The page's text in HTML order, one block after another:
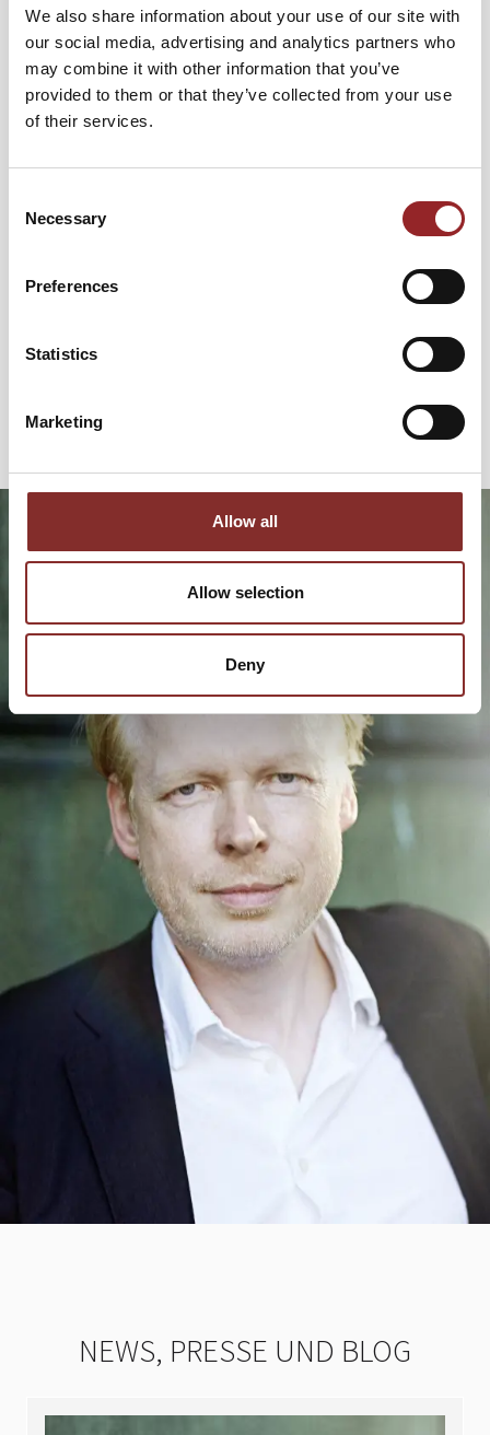
We also share information about your use of our site with
our social media, advertising and analytics partners who
may combine it with other information that you’ve
provided to them or that they’ve collected from your use
of their services.
Selection
Necessary
Preferences
Statistics
Marketing
Allow all
Allow selection
Deny
Der Hirnforscher studierte Medizin und Philosophie an der
Medizinischen Hochschule Hannover und der Freien
Universität Berlin und forschte zu
neurowissenschaftlichen Themen. Prof. Dr. med. Jürgen
Gallinat kennt die Bedeutung des Belohnungssystems,
Intuition, wenn es um unser Handeln geht. In seinen
Neurowissenschaftler seinem Publikum auch wie man es
richtige Balance zwischen Intuition und Verstand zu
finden. Ob im Berufs- oder Privatleben: Mit den Tipps des
unbewusster Emotionen lässt sich jede erdenkliche
verstehen lernen und diese zudem gewinnbringend nutzen
möchte, ist bei 5 Sterne Redner Prof. Dr. med. Jürgen
NEWS, PRESSE UND BLOG